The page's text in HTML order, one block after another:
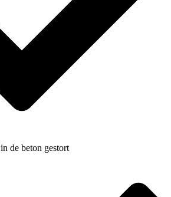
de beton gestort